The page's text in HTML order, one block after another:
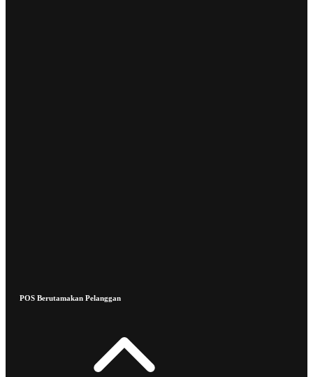
POS Berutamakan Pelanggan